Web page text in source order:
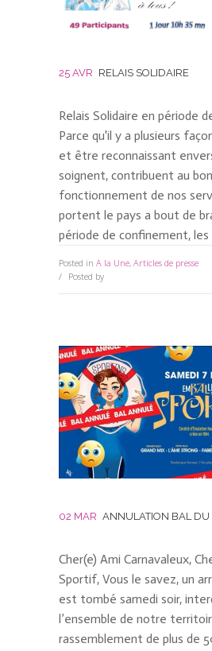
25 AVR RELAIS SOLIDAIRE
Relais Solidaire en période
Parce qu'il y a plusieurs
et être reconnaissant
soignent, contribuent au bon
fonctionnement de nos
portent le pays a bout de
période de confinement, les
Posted in A la Une, Articles de presse
Posted by
02 MAR ANNULATION BAL DU
Cher(e) Ami Carnavaleux,
Sportif, Vous le savez, un
est tombé samedi soir,
l’ensemble de notre
rassemblement de plus de